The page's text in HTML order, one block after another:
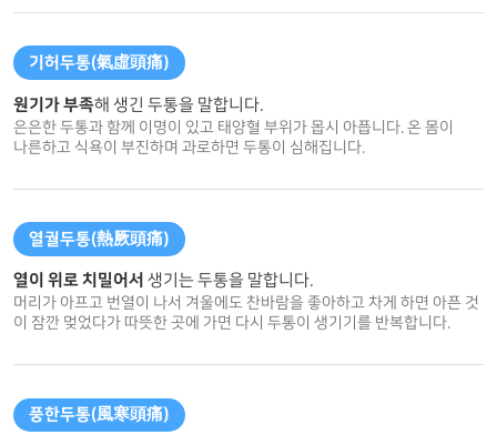
기허두통(氣虛頭痛)
원기가 부족해 생긴 두통을 말합니다.
은은한 두통과 함께 이명이 있고 태양혈 부위가 몹시 아픕니다. 온 몸이
나른하고 식욕이 부진하며 과로하면 두통이 심해집니다.
열궐두통(熱厥頭痛)
열이 위로 치밀어서 생기는 두통을 말합니다.
머리가 아프고 번열이 나서 겨울에도 찬바람을 좋아하고 차게 하면 아픈 것
이 잠깐 멎었다가 따뜻한 곳에 가면 다시 두통이 생기기를 반복합니다.
풍한두통(風寒頭痛)